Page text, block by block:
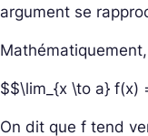
argument se
$$\lim_{x \to a} f(x)
On dit que f tend